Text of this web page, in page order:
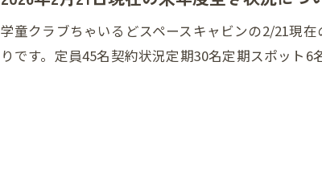
学童クラブちゃいるどスペースキャビンの2/21現
りです。定員45名契約状況定期30名定期スポット6